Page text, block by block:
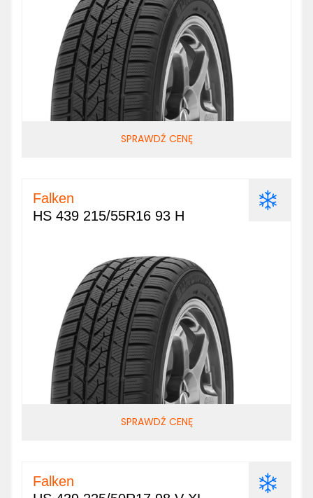
SPRAWDŹ CENĘ
Falken
HS 439 215/55R16 93 H
SPRAWDŹ CENĘ
Falken